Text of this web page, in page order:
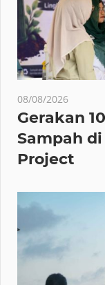
08/08/2026
Gerakan
Sampah
Project